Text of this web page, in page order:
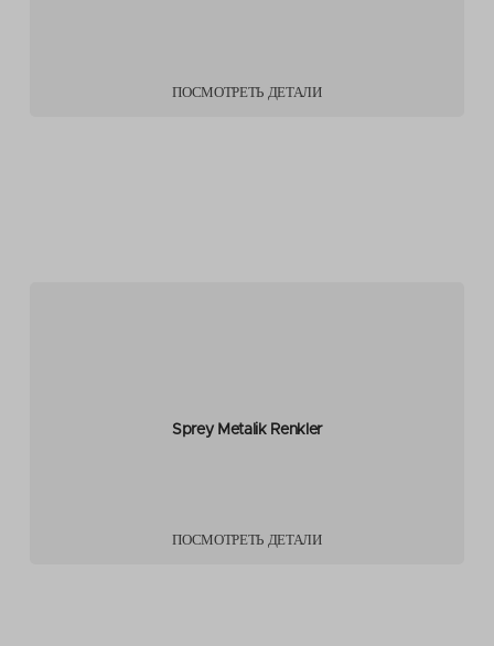
ПОСМОТРЕТЬ ДЕТАЛИ
Sprey Metalik Renkler
ПОСМОТРЕТЬ ДЕТАЛИ